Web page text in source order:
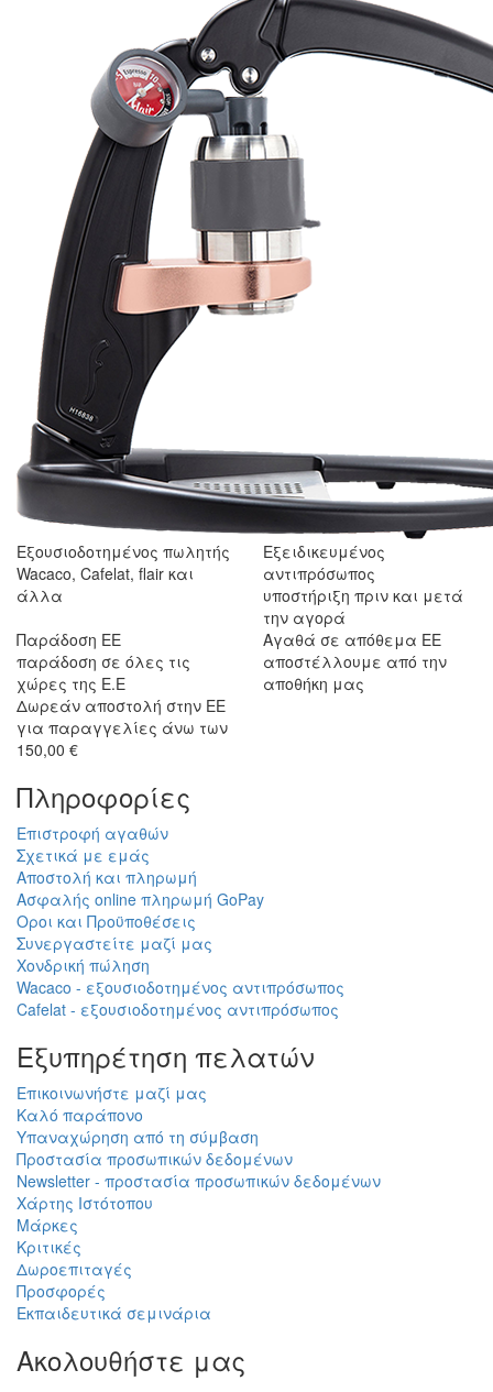
Εξουσιοδοτημένος πωλητής
Wacaco, Cafelat, flair και
άλλα
Εξειδικευμένος
αντιπρόσωπος
υποστήριξη πριν και μετά
την αγορά
Παράδοση ΕΕ
παράδοση σε όλες τις
χώρες της Ε.Ε
Αγαθά σε απόθεμα ΕΕ
αποστέλλουμε από την
αποθήκη μας
Δωρεάν αποστολή στην ΕΕ
για παραγγελίες άνω των
150,00 €
Πληροφορίες
Επιστροφή αγαθών
Σχετικά με εμάς
Αποστολή και πληρωμή
Ασφαλής online πληρωμή GoPay
Οροι και Προϋποθέσεις
Συνεργαστείτε μαζί μας
Χονδρική πώληση
Wacaco - εξουσιοδοτημένος αντιπρόσωπος
Cafelat - εξουσιοδοτημένος αντιπρόσωπος
Εξυπηρέτηση πελατών
Επικοινωνήστε μαζί μας
Καλό παράπονο
Υπαναχώρηση από τη σύμβαση
Προστασία προσωπικών δεδομένων
Newsletter - προστασία προσωπικών δεδομένων
Χάρτης Ιστότοπου
Μάρκες
Κριτικές
Δωροεπιταγές
Προσφορές
Εκπαιδευτικά σεμινάρια
Ακολουθήστε μας